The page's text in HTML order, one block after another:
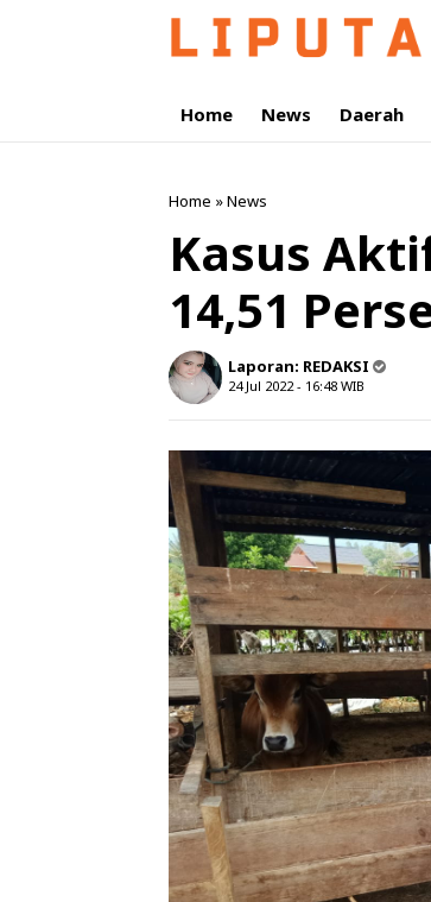
Home News Daerah
Home »News
Kasus
14,51
Laporan: REDAKSI
24 Jul 2022 - 16:48 WIB